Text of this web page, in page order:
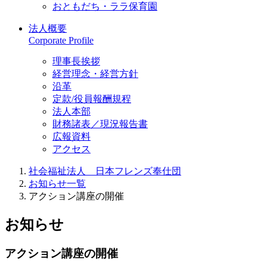
おともだち・ララ保育園
法人概要
Corporate Profile
理事長挨拶
経営理念・経営方針
沿革
定款/役員報酬規程
法人本部
財務諸表／現況報告書
広報資料
アクセス
社会福祉法人 日本フレンズ奉仕団
お知らせ一覧
アクション講座の開催
お知らせ
アクション講座の開催